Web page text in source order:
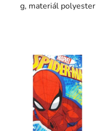
g, materiál polyester